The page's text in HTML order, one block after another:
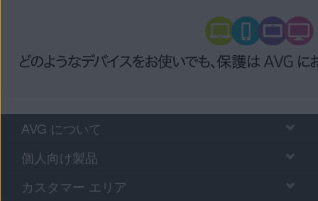
AVG について
個人向け製品
カスタマー エリア